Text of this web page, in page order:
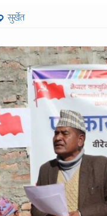
सुर्खेत